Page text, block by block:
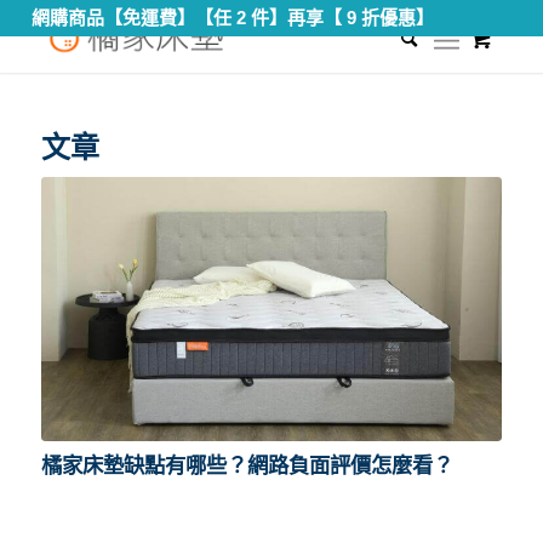
網購商品【免運費】【任 2 件】再享【 9 折優惠】
您現在的位置： 首頁 /橘家床墊網路負評
文章
橘家床墊缺點有哪些？網路負面評價怎麼看？